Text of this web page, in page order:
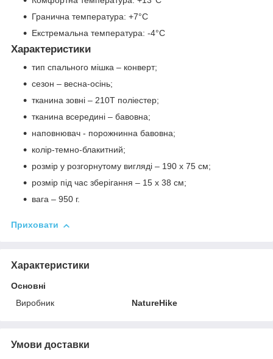
Гранична температура: +7°C
Екстремальна температура: -4°C
Характеристики
тип спального мішка – конверт;
сезон – весна-осінь;
тканина зовні – 210T поліестер;
тканина всередині – бавовна;
наповнювач - порожнинна бавовна;
колір-темно-блакитний;
розмір у розгорнутому вигляді – 190 x 75 см;
розмір під час зберігання – 15 x 38 см;
вага – 950 г.
Приховати
Характеристики
Основні
Виробник
NatureHike
Умови доставки